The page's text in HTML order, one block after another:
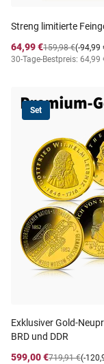
Streng limitierte
64,99 €
(-94,99
159,98 €
30-Tage-Bestpreis: 64,99
Set
Exklusiver Gold-
BRD und DDR
599,00 €
(-
719,91 €